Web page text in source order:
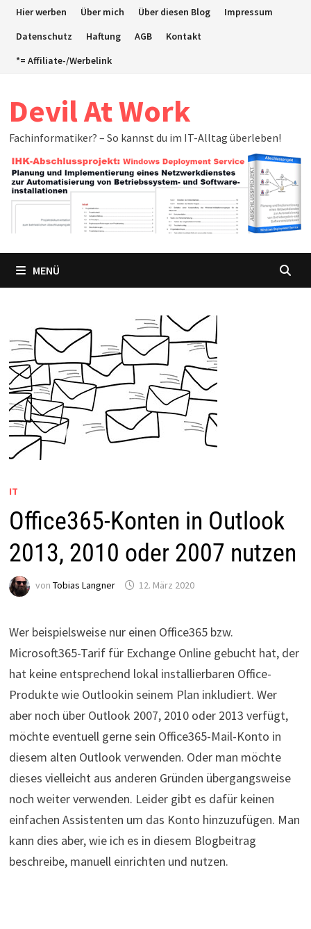
ZumHier werben Über mich Über diesen Blog
Impressum
Datenschutz
Haftung AGB
Kontakt
*= Affiliate-/Werbelink
Devil At Work
Fachinformatiker? – So kannst du im IT-Alltag überleben!
MENÜ
IT
Office365-Konten in Outlook
2013, 2010 oder 2007 nutzen
von Tobias Langner 12. März 2020
Wer beispielsweise nur einen Office365 bzw.
Microsoft365-Tarif für Exchange Online gebucht hat, der
hat keine entsprechend lokal installierbaren Office-
Produkte wie Outlookin seinem Plan inkludiert. Wer
aber noch über Outlook 2007, 2010 oder 2013 verfügt,
möchte eventuell gerne sein Office365-Mail-Konto in
diesem alten Outlook verwenden. Oder man möchte
dieses vielleicht aus anderen Gründen übergangsweise
noch weiter verwenden. Leider gibt es dafür keinen
einfachen Assistenten um das Konto hinzuzufügen. Man
kann dies aber, wie ich es in diesem Blogbeitrag
beschreibe, manuell einrichten und nutzen.